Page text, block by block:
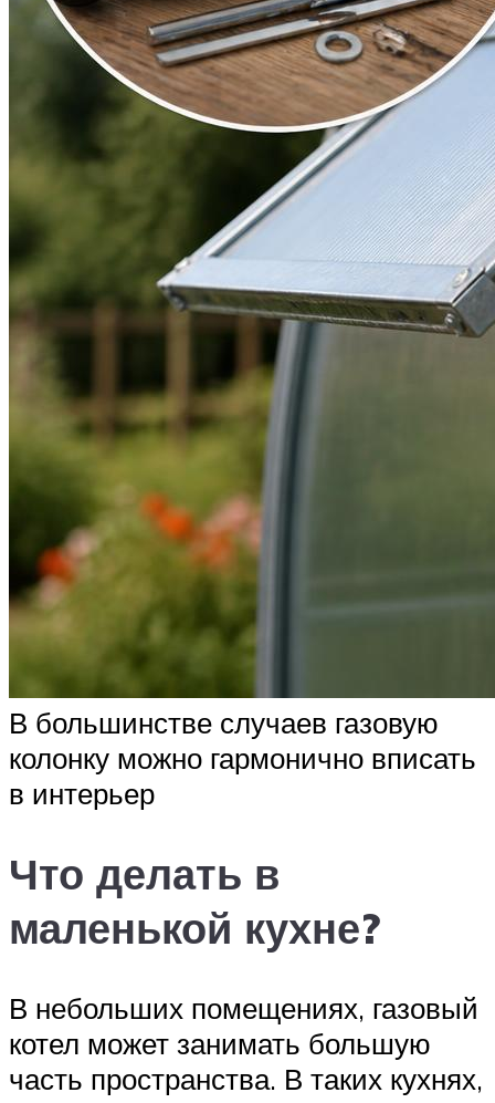
В большинстве случаев газовую
колонку можно гармонично вписать
в интерьер
Что делать в
маленькой кухне?
В небольших помещениях, газовый
котел может занимать большую
часть пространства. В таких кухнях,